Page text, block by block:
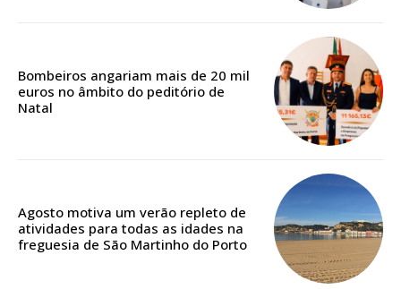
Edição em papel entregue à Quinta-feira em sua
Acesso ao conteúdo online
Acesso aos conteúdos Exclusivos para
Bombeiros angariam mais de 20 mil
euros no âmbito do peditório de
Natal
Agosto motiva um verão repleto de
atividades para todas as idades na
freguesia de São Martinho do Porto